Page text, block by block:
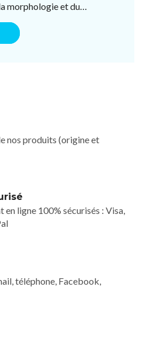
morphologie et du
nos produits (origine et
en ligne 100% sécurisés : Visa,
téléphone, Facebook,